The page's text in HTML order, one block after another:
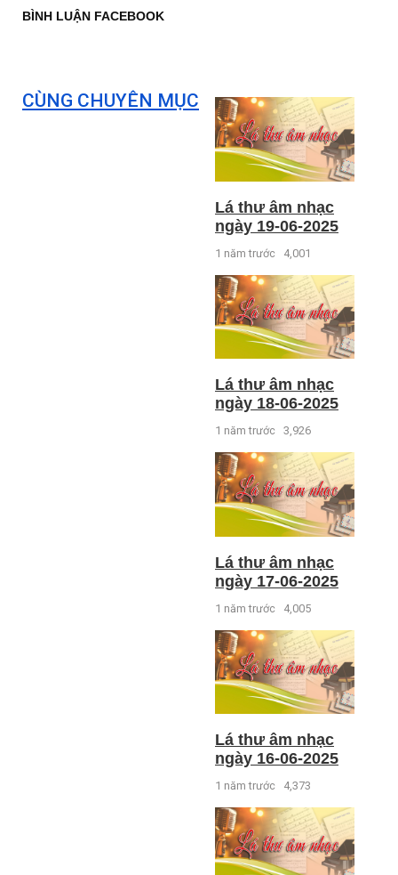
BÌNH LUẬN FACEBOOK
CÙNG CHUYÊN MỤC
Lá thư âm nhạc
ngày 19-06-2025
1 năm trước 4,001
Lá thư âm nhạc
ngày 18-06-2025
1 năm trước 3,926
Lá thư âm nhạc
ngày 17-06-2025
1 năm trước 4,005
Lá thư âm nhạc
ngày 16-06-2025
1 năm trước 4,373